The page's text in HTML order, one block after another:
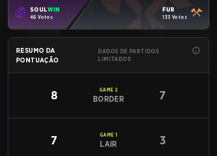
SOULWIN
46 Votos
FUR
133 Votos
RESUMO DA
PONTUAÇÃO
DADOS DE PARTIDOS
LIMITADOS
8 GAME 2
BORDER 7
7 GAME 1
LAIR 3